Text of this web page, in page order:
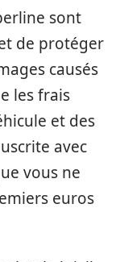
sont
de protéger
causés
les frais
et des
avec
vous ne
euros